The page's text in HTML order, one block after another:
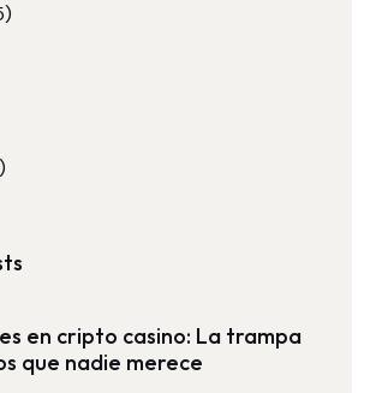
en cripto casino: La trampa
que nadie merece